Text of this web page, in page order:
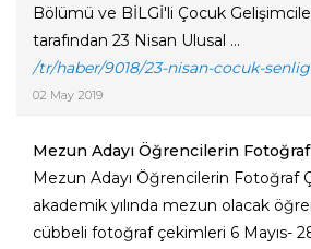
Bölümü ve BİLGİ'li Çocuk
tarafından 23 Nisan Ulusal ...
/tr/haber/9018/23-nisan-cocuk-
02 May 2019
Mezun Adayı Öğrencilerin
Mezun Adayı Öğrencilerin Fotoğraf
akademik yılında mezun olacak
cübbeli fotoğraf çekimleri 6 Mayıs-